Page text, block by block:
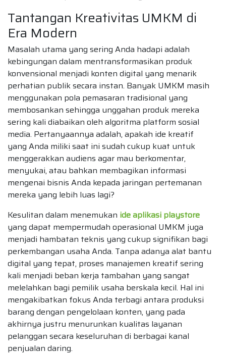
Tantangan Kreativitas UMKM di
Era Modern
Masalah utama yang sering Anda hadapi adalah
kebingungan dalam mentransformasikan produk
konvensional menjadi konten digital yang menarik
perhatian publik secara instan. Banyak UMKM masih
menggunakan pola pemasaran tradisional yang
membosankan sehingga unggahan produk mereka
sering kali diabaikan oleh algoritma platform sosial
media. Pertanyaannya adalah, apakah ide kreatif
yang Anda miliki saat ini sudah cukup kuat untuk
menggerakkan audiens agar mau berkomentar,
menyukai, atau bahkan membagikan informasi
mengenai bisnis Anda kepada jaringan pertemanan
mereka yang lebih luas lagi?
Kesulitan dalam menemukan ide aplikasi playstore
yang dapat mempermudah operasional UMKM juga
menjadi hambatan teknis yang cukup signifikan bagi
perkembangan usaha Anda. Tanpa adanya alat bantu
digital yang tepat, proses manajemen kreatif sering
kali menjadi beban kerja tambahan yang sangat
melelahkan bagi pemilik usaha berskala kecil. Hal ini
mengakibatkan fokus Anda terbagi antara produksi
barang dengan pengelolaan konten, yang pada
akhirnya justru menurunkan kualitas layanan
pelanggan secara keseluruhan di berbagai kanal
penjualan daring.